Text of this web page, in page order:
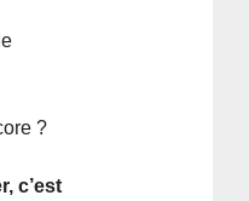
?
c’est